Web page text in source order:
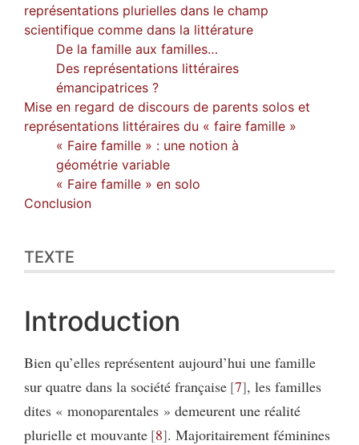
représentations plurielles dans le champ
scientifique comme dans la littérature
De la famille aux familles…
Des représentations littéraires
émancipatrices ?
Mise en regard de discours de parents solos et
représentations littéraires du « faire famille »
« Faire famille » : une notion à
géométrie variable
« Faire famille » en solo
Conclusion
TEXTE
Introduction
Bien qu’elles représentent aujourd’hui une famille
sur quatre dans la société française 7 , les familles
dites « monoparentales » demeurent une réalité
plurielle et mouvante 8 . Majoritairement féminines